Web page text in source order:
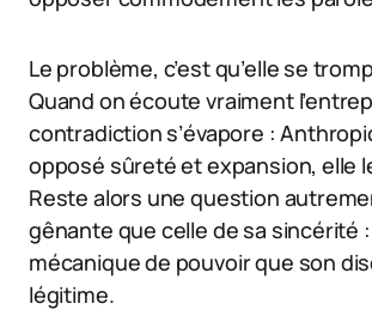
Le problème, c’est qu’elle se
Quand on écoute vraiment
contradiction s’évapore :
opposé sûreté et expansion, elle
Reste alors une question
gênante que celle de sa sincérité :
mécanique de pouvoir que son
légitime.